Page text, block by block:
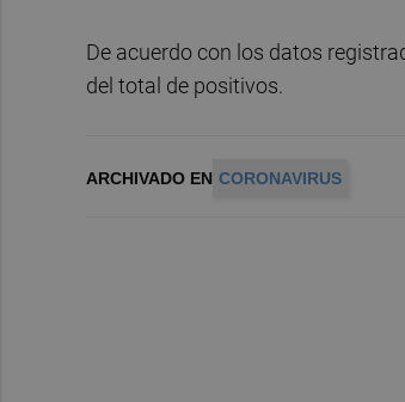
De acuerdo con los datos
del total de positivos.
ARCHIVADO EN CORONAVIRUS